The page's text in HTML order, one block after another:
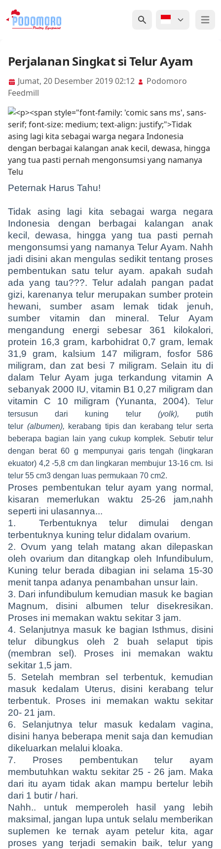
Open
Perjalanan Singkat si Telur Ayam
Jumat, 20 Desember 2019 02:12
Podomoro
Feedmill
Peternak Harus Tahu!
Tidak asing lagi kita sebagai warga negara
Indonesia dengan berbagai kalangan anak
kecil, dewasa, hingga yang tua pasti pernah
mengonsumsi yang namanya Telur Ayam. Nahh
jadi disini akan mengulas sedikit tentang proses
pembentukan satu telur ayam. apakah sudah
ada yang tau???. Telur adalah pangan padat
gizi, karenanya telur merupakan sumber protein
hewani, sumber asam lemak tidak jenuh,
sumber vitamin dan mineral. Telur Ayam
mengandung energi sebesar 361 kilokalori,
protein 16,3 gram, karbohidrat 0,7 gram, lemak
31,9 gram, kalsium 147 miligram, fosfor 586
miligram, dan zat besi 7 miligram. Selain itu di
dalam Telur Ayam juga terkandung vitamin A
sebanyak 2000 IU, vitamin B1 0,27 miligram dan
vitamin C 10 miligram (Yunanta, 2004).
Telur
tersusun dari kuning telur (yolk), putih
telur (albumen), kerabang tipis dan kerabang telur serta
beberapa bagian lain yang cukup komplek. Sebutir telur
dengan berat 60 g mempunyai garis tengah (lingkaran
ekuator) 4,2 -5,8 cm dan lingkaran membujur 13-16 cm. Isi
telur 55 cm3 dengan luas permukaan 70 cm2.
Proses pembentukan telur ayam yang normal,
kisaran memerlukan waktu 25-26 jam,nahh
seperti ini ulasannya...
1. Terbentuknya telur dimulai dengan
terbentuknya kuning telur didalam ovarium.
2. Ovum yang telah matang akan dilepaskan
oleh ovarium dan ditangkap oleh Infundibulum,
Kuning telur berada dibagian ini selama 15-30
menit tanpa adanya penambahan unsur lain.
3. Dari infundibulum kemudian masuk ke bagian
Magnum, disini albumen telur disekresikan.
Proses ini memakan waktu sekitar 3 jam.
4. Selanjutnya masuk ke bagian Isthmus, disini
telur dibungkus oleh 2 buah selaput tipis
(membran sel). Proses ini memakan waktu
sekitar 1,5 jam.
5. Setelah membran sel terbentuk, kemudian
masuk kedalam Uterus, disini kerabang telur
terbentuk. Proses ini memakan waktu sekitar
20- 21 jam.
6. Selanjutnya telur masuk kedalam vagina,
disini hanya beberapa menit saja dan kemudian
dikeluarkan melalui kloaka.
7. Proses pembentukan telur ayam
membutuhkan waktu sekitar 25 - 26 jam. Maka
dari itu ayam tidak akan mampu bertelur lebih
dari 1 butir / hari.
Nahh.. untuk memperoleh hasil yang lebih
maksimal, jangan lupa untuk selalu memberikan
suplemen ke ternak ayam petelur kita, agar
proses yang terjadi semakin baik, telur yang